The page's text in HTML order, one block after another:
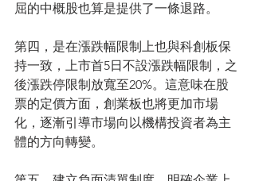
屈的中概股也算是提供了一條退路。
第四，是在漲跌幅限制上也與科創板保
持一致，上市首5日不設漲跌幅限制，之
後漲跌停限制放寬至20%。這意味在股
票的定價方面，創業板也將更加市場
化，逐漸引導市場向以機構投資者為主
體的方向轉變。